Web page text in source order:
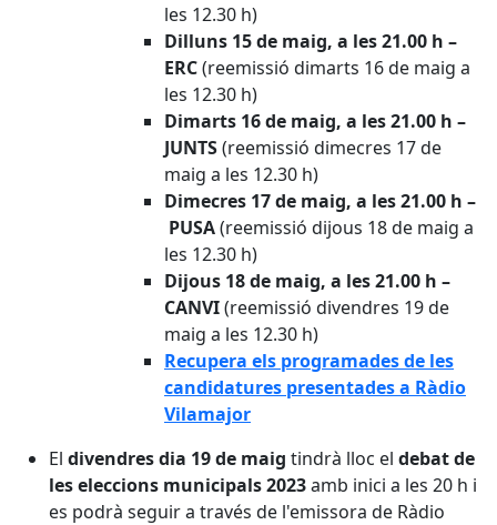
les 12.30 h)
Dilluns 15 de maig, a les 21.00 h –
ERC(reemissió dimarts 16 de maig a
les 12.30 h)
Dimarts 16 de maig, a les 21.00 h –
JUNTS(reemissió dimecres 17 de
maig a les 12.30 h)
Dimecres 17 de maig, a les 21.00 h –
PUSA(reemissió dijous 18 de maig a
les 12.30 h)
Dijous 18 de maig, a les 21.00 h –
CANVI(reemissió divendres 19 de
maig a les 12.30 h)
Recupera els programades de les
candidatures presentades a Ràdio
Vilamajor
El divendres dia 19 de maig tindrà lloc el debat de
les eleccions municipals 2023amb inici a les 20 h i
es podrà seguir a través de l'emissora de Ràdio